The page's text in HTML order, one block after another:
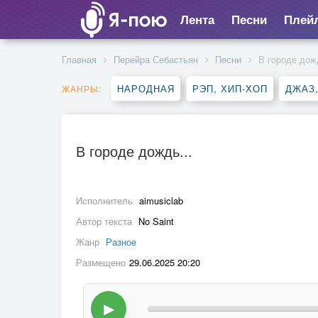
Лента Песни
Главная Перейра Себастьян Песни В городе
ЖАНРЫ: НАРОДНАЯ РЭП, ХИП-ХОП
В городе дождь...
Исполнитель aimusiclab
Автор текста No Saint
Жанр Разное
Размещено 29.06.2025 20:20
▶